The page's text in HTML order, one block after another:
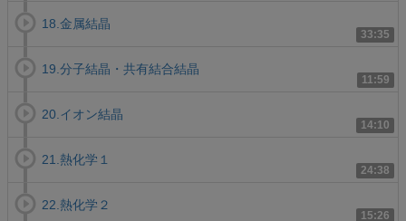
33:35
18.金属結晶
11:59
19.分子結晶・共有結合結晶
14:10
20.イオン結晶
24:38
21.熱化学１
15:26
22.熱化学２